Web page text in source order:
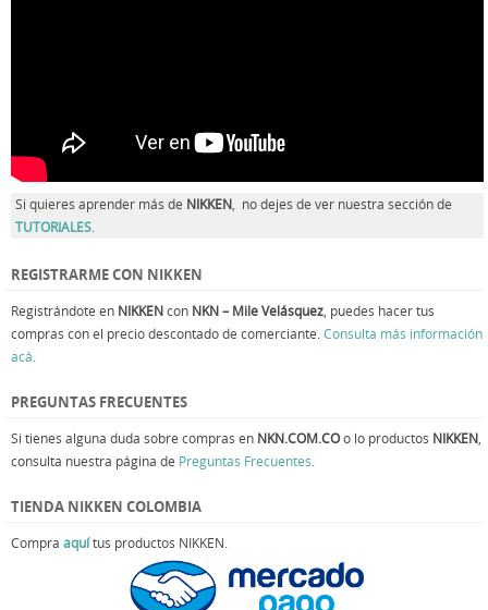
Si quieres aprender más de NIKKEN, no dejes de ver nuestra sección de
TUTORIALES.
REGISTRARME CON NIKKEN
Registrándote en NIKKENcon NKN – Mile Velásquez , puedes hacer tus
compras con el precio descontado de comerciante. Consulta más información
acá
PREGUNTAS FRECUENTES
Si tienes alguna duda sobre compras en NKN.COM.COo lo productos NIKKEN
consulta nuestra página de Preguntas Frecuentes
TIENDA NIKKEN COLOMBIA
Compra aquítus productos NIKKEN.